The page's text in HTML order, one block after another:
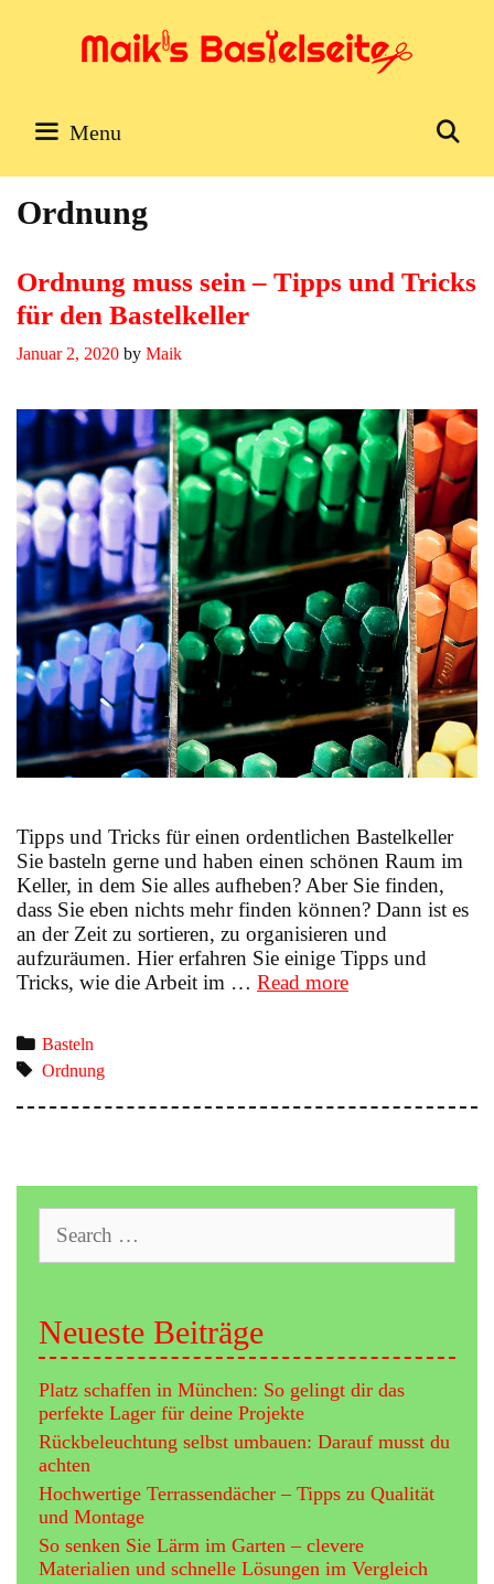
Menu
Ordnung
Ordnung muss sein – Tipps und Tricks
für den Bastelkeller
Januar 2, 2020 by Maik
Tipps und Tricks für einen ordentlichen Bastelkeller
Sie basteln gerne und haben einen schönen Raum im
Keller, in dem Sie alles aufheben? Aber Sie finden,
dass Sie eben nichts mehr finden können? Dann ist es
an der Zeit zu sortieren, zu organisieren und
aufzuräumen. Hier erfahren Sie einige Tipps und
Tricks, wie die Arbeit im … Read moreOrdnung
und
Categories
Basteln
Tags
Ordnung
for:
Neueste Beiträge
Platz schaffen in München: So gelingt dir das
perfekte Lager für deine Projekte
Rückbeleuchtung selbst umbauen: Darauf musst du
achten
Hochwertige Terrassendächer – Tipps zu Qualität
und Montage
So senken Sie Lärm im Garten – clevere
Materialien und schnelle Lösungen im Vergleich